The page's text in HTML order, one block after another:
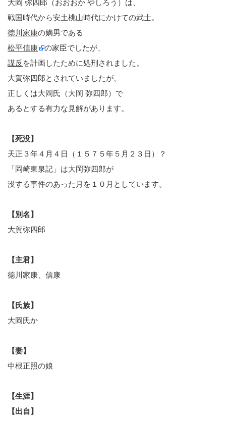
大岡 弥四郎（おおおか やしろう）は、
戦国時代から安土桃山時代にかけての武士。
徳川家康の嫡男である
松平信康
の家臣でしたが、
謀反 を計画したために処刑されました。
大賀弥四郎とされていましたが、
正しくは大岡氏（大岡 弥四郎）で
あるとする有力な見解があります。
【死没】
天正３年４月４日（１５７５年５月２３日）？
「岡崎東泉記」は大岡弥四郎が
没する事件のあった月を１０月としています。
【別名】
大賀弥四郎
【主君】
徳川家康、信康
【氏族】
大岡氏か
【妻】
中根正照の娘
【生涯】
【出自】